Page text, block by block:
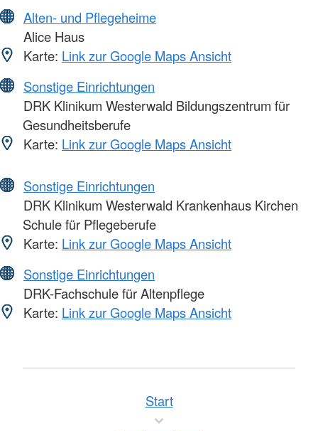
Alten- und Pflegeheime
Alice Haus
Karte: Link zur Google Maps Ansicht
Sonstige Einrichtungen
DRK Klinikum Westerwald Bildungszentrum für
Gesundheitsberufe
Karte: Link zur Google Maps Ansicht
Sonstige Einrichtungen
DRK Klinikum Westerwald Krankenhaus Kirchen
Schule für Pflegeberufe
Karte: Link zur Google Maps Ansicht
Sonstige Einrichtungen
DRK-Fachschule für Altenpflege
Karte: Link zur Google Maps Ansicht
Start